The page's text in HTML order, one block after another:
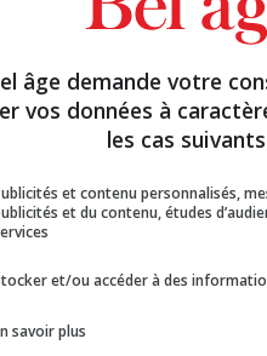
âge demande votre
vos données à
les cas
et contenu personnalisés,
et du contenu, études
et/ou accéder à des
savoir plus